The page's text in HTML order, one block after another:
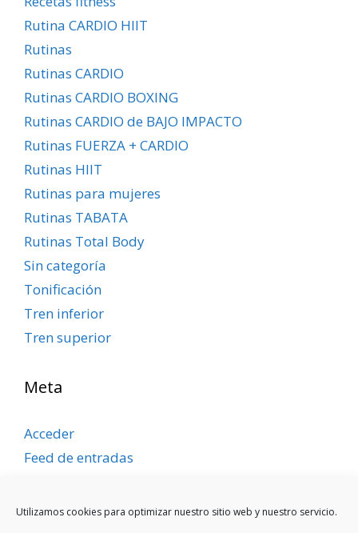
Utilizamos cookies para optimizar nuestro sitio web y nuestro servicio.
Rutina CARDIO HIIT
Rutinas
Rutinas CARDIO
Rutinas CARDIO BOXING
Rutinas CARDIO de BAJO IMPACTO
Rutinas FUERZA + CARDIO
Rutinas HIIT
Rutinas para mujeres
Rutinas TABATA
Rutinas Total Body
Sin categoría
Tonificación
Tren inferior
Tren superior
Meta
Acceder
Feed de entradas
WordPress.org